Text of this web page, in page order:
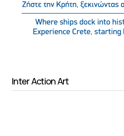
Inter Action Art